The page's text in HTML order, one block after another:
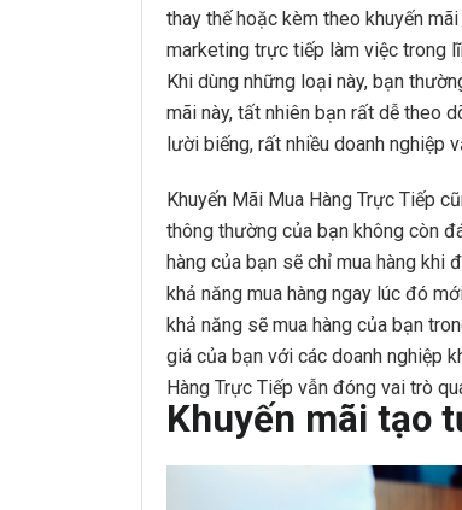
thay thế hoặc kèm theo khuyến
marketing trực tiếp làm việc trong
Khi dùng những loại này, bạn
mãi này, tất nhiên bạn rất dễ theo
lười biếng, rất nhiều doanh nghiệp
Khuyến Mãi Mua Hàng Trực Tiếp
thông thường của bạn không còn
hàng của bạn sẽ chỉ mua hàng khi
khả năng mua hàng ngay lúc đó
khả năng sẽ mua hàng của bạn
giá của bạn với các doanh nghiệp
Hàng Trực Tiếp vẫn đóng vai trò
Khuyến mãi tạo